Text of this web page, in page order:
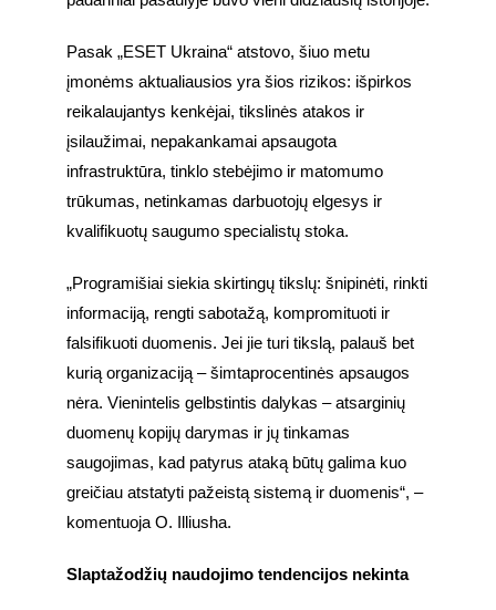
Pasak „ESET Ukraina“ atstovo, šiuo metu
įmonėms aktualiausios yra šios rizikos: išpirkos
reikalaujantys kenkėjai, tikslinės atakos ir
įsilaužimai, nepakankamai apsaugota
infrastruktūra, tinklo stebėjimo ir matomumo
trūkumas, netinkamas darbuotojų elgesys ir
kvalifikuotų saugumo specialistų stoka.
„Programišiai siekia skirtingų tikslų: šnipinėti, rinkti
informaciją, rengti sabotažą, kompromituoti ir
falsifikuoti duomenis. Jei jie turi tikslą, palauš bet
kurią organizaciją – šimtaprocentinės apsaugos
nėra. Vienintelis gelbstintis dalykas – atsarginių
duomenų kopijų darymas ir jų tinkamas
saugojimas, kad patyrus ataką būtų galima kuo
greičiau atstatyti pažeistą sistemą ir duomenis“, –
komentuoja O. Illiusha.
Slaptažodžių naudojimo tendencijos nekinta